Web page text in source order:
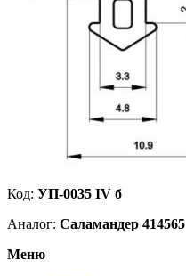
Код: УП-0035 IV б
Аналог: Саламандер 414565
Меню